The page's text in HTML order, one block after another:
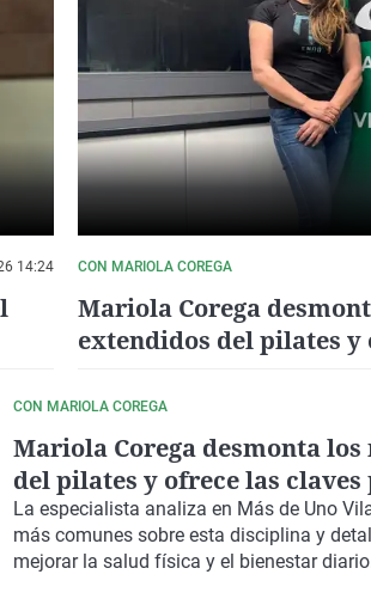
14:24 CON MARIOLA COREGA
Mariola Corega
extendidos del pilates y
CON MARIOLA COREGA
Mariola Corega desmonta
del pilates y ofrece las
correctamente
La especialista analiza en Más de Uno
más comunes sobre esta disciplina y
mejorar la salud física y el bienestar